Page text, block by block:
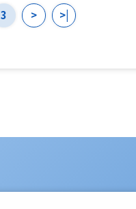
3 > >|